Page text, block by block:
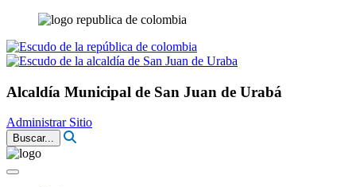
Alcaldía Municipal de San Juan de Urabá
Administrar Sitio
Buscar...